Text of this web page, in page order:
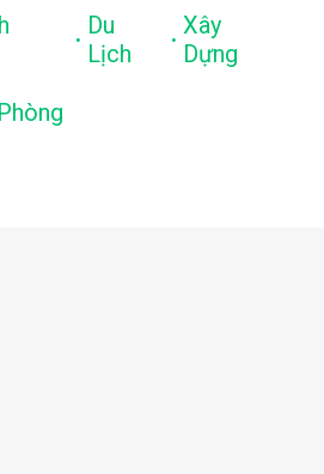
. Du
Lịch
. Xây
Dựng